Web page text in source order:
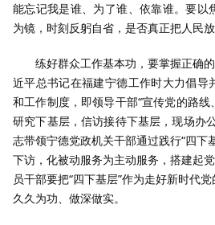
能忘记我是谁、为了谁、依靠谁。要以
为镜，时刻反躬自省，是否真正把人民
练好群众工作基本功，要掌握正确
近平总书记在福建宁德工作时大力倡导
和工作制度，即领导干部“宣传党的路
研究下基层，信访接待下基层，现场办
志带领宁德党政机关干部通过践行“四下
下访，化被动服务为主动服务，搭建起
员干部要把“四下基层”作为走好新时代
久久为功、做深做实。